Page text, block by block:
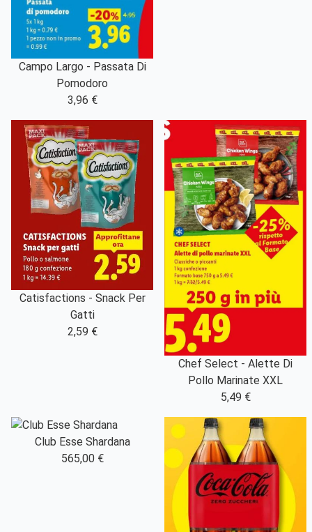
Campo Largo - Passata Di
Pomodoro
3,96 €
Catisfactions - Snack Per
Gatti
2,59 €
Chef Select - Alette Di
Pollo Marinate XXL
5,49 €
Club Esse Shardana
565,00 €